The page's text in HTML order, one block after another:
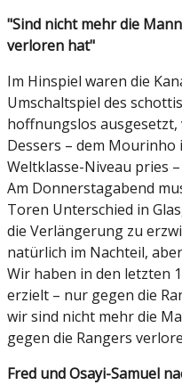
"Sind nicht mehr die
verloren hat"
Im Hinspiel waren die
Umschaltspiel des
hoffnungslos
Dessers – dem Mourinho
Weltklasse-Niveau pries
Am Donnerstagabend
Toren Unterschied in
die Verlängerung zu
natürlich im Nachteil,
Wir haben in den letzten
erzielt – nur gegen die
wir sind nicht mehr die
gegen die Rangers
Fred und Osayi-Samuel